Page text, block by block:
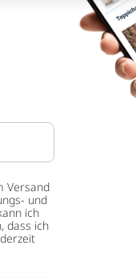
Versand
und
ich
dass ich